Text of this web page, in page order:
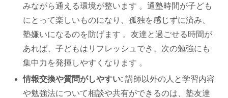
みながら通える環境が整います 。通塾時間が子ども
にとって楽しいものになり、孤独を感じずに済み、
塾嫌いになるのを防げます 。友達と過ごせる時間が
あれば、子どもはリフレッシュでき、次の勉強にも
集中力を発揮しやすくなります 。
情報交換や質問がしやすい: 講師以外の人と学習内容
や勉強法について相談や共有ができるのは、塾友達